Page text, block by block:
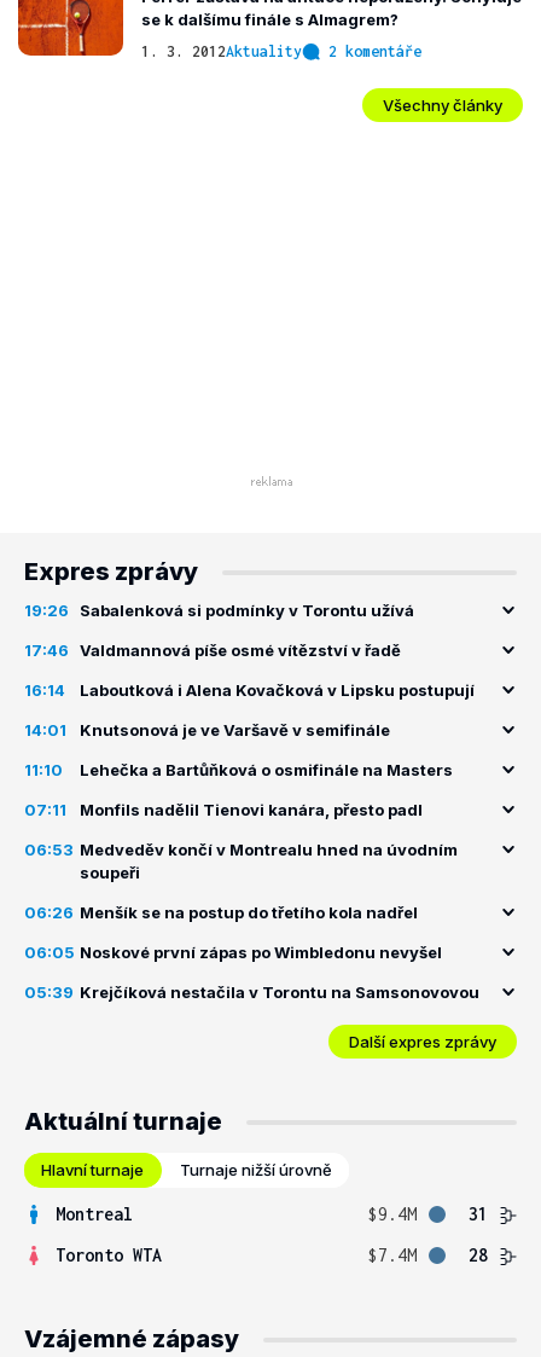
se k dalšímu finále s Almagrem?
1. 3. 2012Aktuality 2 komentáře
Všechny články
Expres zprávy
19:26 Sabalenková si podmínky v Torontu užívá
17:46 Valdmannová píše osmé vítězství v řadě
16:14 Laboutková i Alena Kovačková v Lipsku postupují
14:01 Knutsonová je ve Varšavě v semifinále
11:10 Lehečka a Bartůňková o osmifinále na Masters
07:11 Monfils nadělil Tienovi kanára, přesto padl
06:53 Medveděv končí v Montrealu hned na úvodním
soupeři
06:26 Menšík se na postup do třetího kola nadřel
06:05 Noskové první zápas po Wimbledonu nevyšel
05:39 Krejčíková nestačila v Torontu na Samsonovovou
Další expres zprávy
Aktuální turnaje
Hlavní turnaje Turnaje nižší úrovně
Montreal $9.4M
31
Toronto WTA
$7.4M 28
Vzájemné zápasy